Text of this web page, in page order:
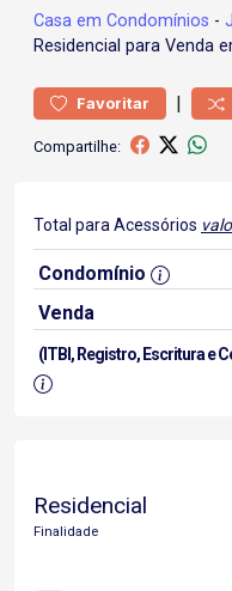
Casa em Condomínios -
Residencial para Venda
Favoritar |
Compartilhe:
Total para Acessórios
Condomínio
Venda
(ITBI, Registro, Escritura e
Residencial
Finalidade